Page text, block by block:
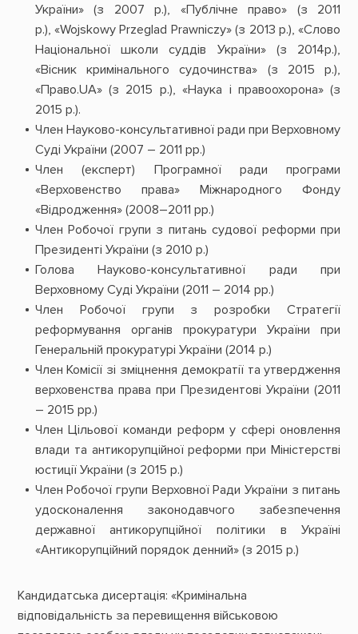
України» (з 2007 р.), «Публічне право» (з 2011
р.), «Wojskowy Przeglad Prawniczy» (з 2013 р.), «Слово
Національної школи суддів України» (з 2014р.),
«Вісник кримінального судочинства» (з 2015 р.),
«Право.UA» (з 2015 р.), «Наука і правоохорона» (з
2015 р.).
Член Науково-консультативної ради при Верховному
Суді України (2007 – 2011 рр.)
Член (експерт) Програмної ради програми
«Верховенство права» Міжнародного Фонду
«Відродження» (2008–2011 рр.)
Член Робочої групи з питань судової реформи при
Президенті України (з 2010 р.)
Голова Науково-консультативної ради при
Верховному Суді України (2011 – 2014 рр.)
Член Робочої групи з розробки Стратегії
реформування органів прокуратури України при
Генеральній прокуратурі України (2014 р.)
Член Комісії зі зміцнення демократії та утвердження
верховенства права при Президентові України (2011
– 2015 рр.)
Член Цільової команди реформ у сфері оновлення
влади та антикорупційної реформи при Міністерстві
юстиції України (з 2015 р.)
Член Робочої групи Верховної Ради України з питань
удосконалення законодавчого забезпечення
державної антикорупційної політики в Україні
«Антикорупційний порядок денний» (з 2015 р.)
Кандидатська дисертація: «Кримінальна
відповідальність за перевищення військовою